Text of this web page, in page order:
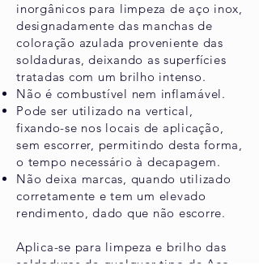
inorgânicos para limpeza de aço inox,
designadamente das manchas de
coloração azulada proveniente das
soldaduras, deixando as superfícies
tratadas com um brilho intenso.
Não é combustível nem inflamável.
Pode ser utilizado na vertical,
fixando-se nos locais de aplicação,
sem escorrer, permitindo desta forma,
o tempo necessário à decapagem.
Não deixa marcas, quando utilizado
corretamente e tem um elevado
rendimento, dado que não escorre.
Aplica-se para limpeza e brilho das
soldaduras de qualquer tipo de Aço